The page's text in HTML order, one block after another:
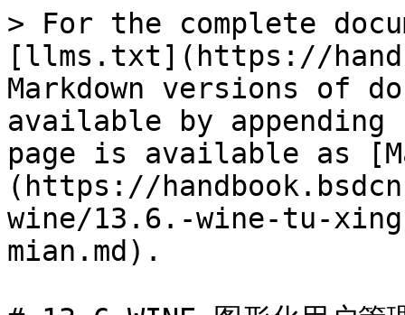
> For the complete
[llms.txt](https://
Markdown versions of
available by
page is available as
(https://
wine/13.6.-wine-tu-
mian.md).